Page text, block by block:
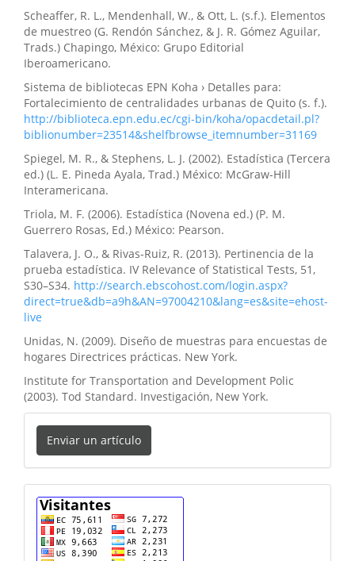
Scheaffer, R. L., Mendenhall, W., & Ott, L. (s.f.). Elementos
de muestreo (G. Rendón Sánchez, & J. R. Gómez Aguilar,
Trads.) Chapingo, México: Grupo Editorial
Iberoamericano.
Sistema de bibliotecas EPN Koha › Detalles para:
Fortalecimiento de centralidades urbanas de Quito (s. f.).
http://biblioteca.epn.edu.ec/cgi-bin/koha/opacdetail.pl?
biblionumber=23514&shelfbrowse_itemnumber=31169
Spiegel, M. R., & Stephens, L. J. (2002). Estadística (Tercera
ed.) (L. E. Pineda Ayala, Trad.) México: McGraw-Hill
Interamericana.
Triola, M. F. (2006). Estadística (Novena ed.) (P. M.
Guerrero Rosas, Ed.) México: Pearson.
Talavera, J. O., & Rivas-Ruiz, R. (2013). Pertinencia de la
prueba estadística. IV Relevance of Statistical Tests, 51,
S30–S34. http://search.ebscohost.com/login.aspx?
direct=true&db=a9h&AN=97004210&lang=es&site=ehost-
live
Unidas, N. (2009). Diseño de muestras para encuestas de
hogares Directrices prácticas. New York.
Institute for Transportation and Development Polic
(2003). Tod Standard. Investigación, New York.
Enviar
un
artículo
Enviar un artículo
cuenta